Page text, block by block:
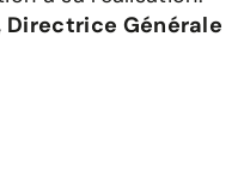
Directrice Générale